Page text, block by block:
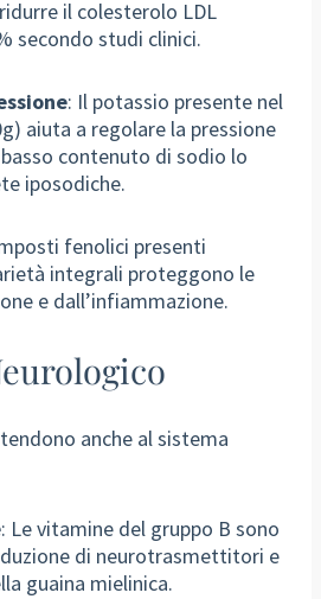
il colesterolo LDL
secondo studi clinici.
: Il potassio presente nel
aiuta a regolare la pressione
contenuto di sodio lo
iposodiche.
fenolici presenti
integrali proteggono le
e dall’infiammazione.
anche al sistema
: Le vitamine del gruppo B sono
di neurotrasmettitori e
guaina mielinica.